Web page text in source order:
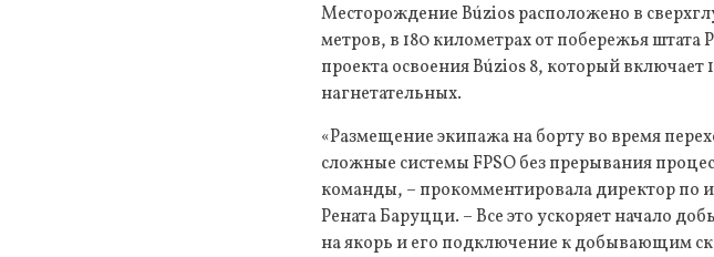
Месторождение Búzios расположено в
метров, в 180 километрах от побережья штата
проекта освоения Búzios 8, который
нагнетательных.
«Размещение экипажа на борту во время
сложные системы FPSO без прерывания
команды, – прокомментировала директор
Рената Баруцци. – Все это ускоряет начало
на якорь и его подключение к добывающим